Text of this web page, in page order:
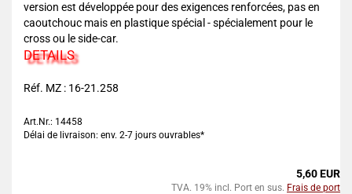
version est développée pour des exigences renforcées, pas en
caoutchouc mais en plastique spécial - spécialement pour le
cross ou le side-car.
DETAILS
Réf. MZ : 16-21.258
Art.Nr.: 14458
Délai de livraison: env. 2-7 jours ouvrables*
5,60 EUR
TVA. 19% incl. Port en sus. Frais de port